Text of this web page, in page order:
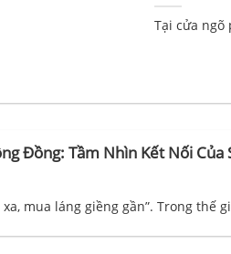
Tại cửa ngõ
Đồng: Tầm Nhìn Kết Nối Của
mua láng giềng gần”. Trong thế